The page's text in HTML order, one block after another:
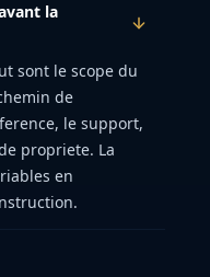
la
sont le scope du
de
le support,
propriete. La
en